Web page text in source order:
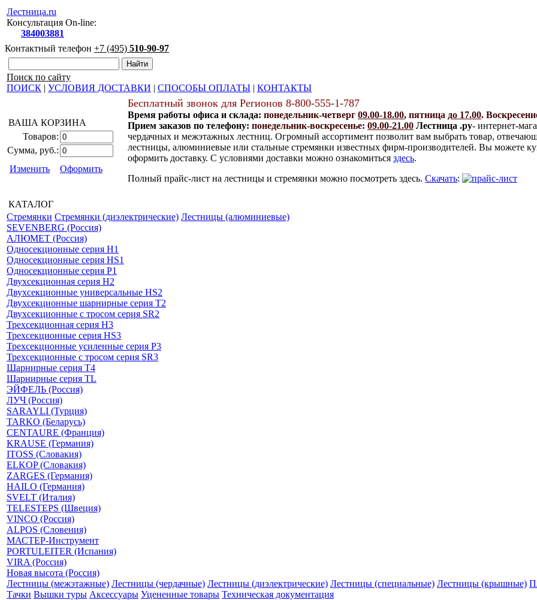
Лестница.ru
Консультация On-line:
384003881
Контактный телефон +7 (495) 510-90-97
Поиск по сайту
ПОИСК | УСЛОВИЯ ДОСТАВКИ | СПОСОБЫ ОПЛАТЫ | КОНТАКТЫ
ВАША КОРЗИНА
Товаров:
Сумма, руб.:
Изменить
Оформить
Бесплатный звонок для Регионов 8-800-555-1-787
Время работы офиса и склада: понедельник-четверг 09.00-18.00, пятница до 17.00.
Прием заказов по телефону: понедельник-воскресенье: 09.00-21.00 Лестница .ру- интернет-
чердачных и межэтажных лестниц. Огромный ассортимент позволит вам выбрать товар,
лестницы, алюминиевые или стальные стремянки известных фирм-производителей. Вы можете
оформить доставку. С условиями доставки можно ознакомиться здесь.
Полный прайс-лист на лестницы и стремянки можно посмотреть здесь. Скачать:
КАТАЛОГ
Стремянки Стремянки (диэлектрические) Лестницы (алюминиевые)
SEVENBERG (Россия)
АЛЮМЕТ (Россия)
Односекционные серия H1
Односекционные серия HS1
Односекционные серия P1
Двухсекционная серия H2
Двухсекционные универсальные HS2
Двухсекционные шарнирные серия T2
Двухсекционные с тросом серия SR2
Трехсекционная серия H3
Трехсекционные серия HS3
Трехсекционные усиленные серия P3
Трехсекционные с тросом серия SR3
Шарнирные серия T4
Шарнирные серия TL
ЭЙФЕЛЬ (Россия)
ЛУЧ (Россия)
SARAYLI (Турция)
TARKO (Беларусь)
CENTAURE (Франция)
KRAUSE (Германия)
ITOSS (Словакия)
ELKOP (Словакия)
ZARGES (Германия)
HAILO (Германия)
SVELT (Италия)
TELESTEPS (Швеция)
VINCO (Россия)
ALPOS (Словения)
МАСТЕР-Инструмент
PORTULEITER (Испания)
VIRA (Россия)
Новая высота (Россия)
Лестницы (межэтажные) Лестницы (чердачные) Лестницы (диэлектрические) Лестницы (специальные) Лестницы (крышные)
Тачки Вышки туры Аксессуары Уцененные товары Техническая документация